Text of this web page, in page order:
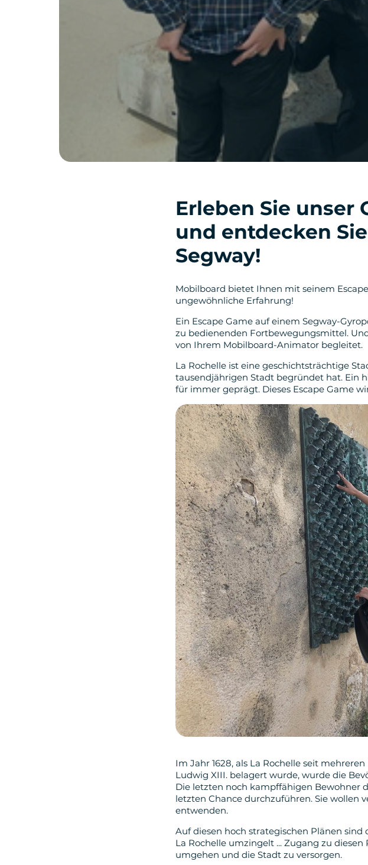
Erleben Sie unser
und entdecken
Segway!
Mobilboard bietet Ihnen mit seinem
ungewöhnliche Erfahrung!
Ein Escape Game auf einem Segway-
zu bedienenden Fortbewegungsmittel.
von Ihrem Mobilboard-Animator begleitet.
La Rochelle ist eine geschichtsträchtige
tausendjährigen Stadt begründet hat. Ein
für immer geprägt. Dieses Escape Game
Im Jahr 1628, als La Rochelle seit
Ludwig XIII. belagert wurde, wurde die
Die letzten noch kampffähigen Bewohner
letzten Chance durchzuführen. Sie wollen
entwenden.
Auf diesen hoch strategischen Plänen
La Rochelle umzingelt ... Zugang zu
umgehen und die Stadt zu versorgen.